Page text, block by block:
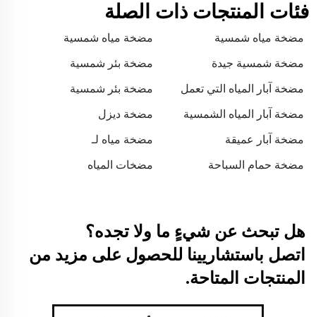
فئات المنتجات ذات الصلة
مضخة مياه شمسية مضخة مياه شمسية
مضخة شمسية جيدة مضخة بئر شمسية
مضخة آبار المياه التي تعمل
بالطاقة الشمسية
مضخة بئر شمسية
مضخة آبار المياه الشمسية مضخة ديزل
مضخة آبار عميقة مضخة مياه لـ
مضخة حمام السباحة مضخات المياه
هل تبحث عن شيءٍ ما ولا تجده؟
اتصل باستشاريينا للحصول على مزيد من
المنتجات المتاحة.